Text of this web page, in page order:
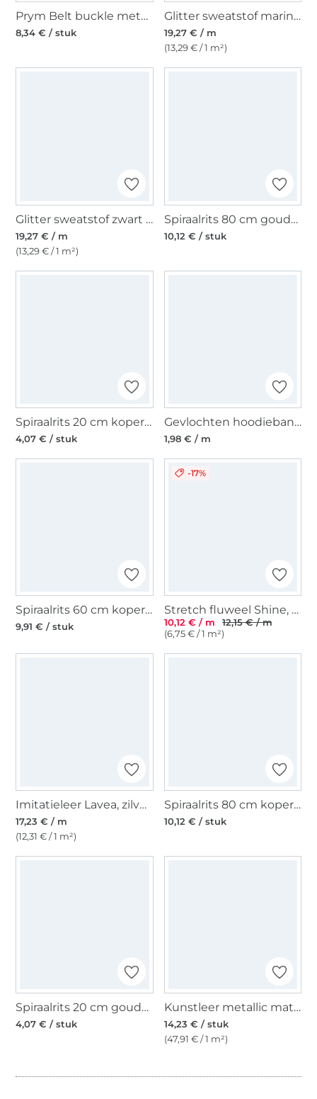
Prym Belt buckle metal 30 mm, zilverkleurig-mat
8,34 € / stuk
Glitter sweatstof marineblauw gemêleerd
19,27 € / m
(13,29 € / 1 m²)
Glitter sweatstof zwart gemêleerd
19,27 € / m
(13,29 € / 1 m²)
Spiraalrits 80 cm goudkleurig
10,12 € / stuk
Spiraalrits 20 cm koperkleurig
4,07 € / stuk
Gevlochten hoodieband glitter, zwart
1,98 € / m
Spiraalrits 60 cm koperkleurig
9,91 € / stuk
-17%
Stretch fluweel Shine, donkergroen
10,12 € / m
12,15 € / m
(6,75 € / 1 m²)
Imitatieleer Lavea, zilverkleurig
17,23 € / m
(12,31 € / 1 m²)
Spiraalrits 80 cm koperkleurig
10,12 € / stuk
Spiraalrits 20 cm goudkleurig
4,07 € / stuk
Kunstleer metallic mat donkergrijs, strook 66 x 45 cm
14,23 € / stuk
(47,91 € / 1 m²)